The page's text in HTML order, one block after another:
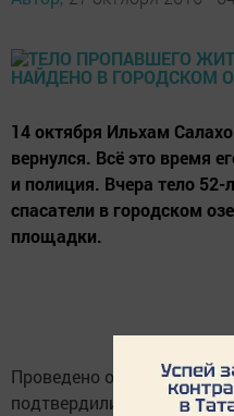
14 октября Ильхам
вернулся. Всё это время
и полиция. Вчера тело
спасатели в городском
площадки.
Проведено опознание,
подтвердили его